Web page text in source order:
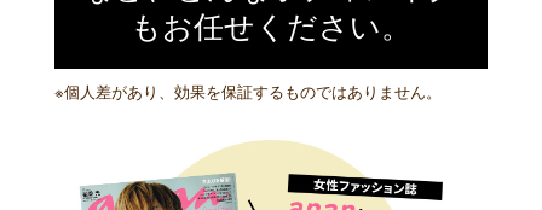
もお任せください。
※個人差があり、効果を保証するものではありません。